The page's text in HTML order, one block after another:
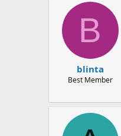
B
blinta
Best Member